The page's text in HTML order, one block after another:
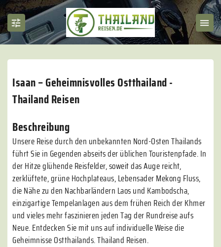
Isaan – Geheimnisvolles Ostthailand -
Thailand Reisen
Beschreibung
Unsere Reise durch den unbekannten Nord-Osten Thailands
führt Sie in Gegenden abseits der üblichen Touristenpfade. In
der Hitze glühende Reisfelder, soweit das Auge reicht,
zerklüftete, grüne Hochplateaus, Lebensader Mekong Fluss,
die Nähe zu den Nachbarländern Laos und Kambodscha,
einzigartige Tempelanlagen aus dem frühen Reich der Khmer
und vieles mehr faszinieren jeden Tag der Rundreise aufs
Neue. Entdecken Sie mit uns auf individuelle Weise die
Geheimnisse Ostthailands. Thailand Reisen.